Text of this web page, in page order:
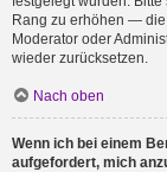
Rang zu erhöhen —
Moderator oder
wieder zurücksetzen.
Nach oben
Wenn ich bei einem
aufgefordert, mich